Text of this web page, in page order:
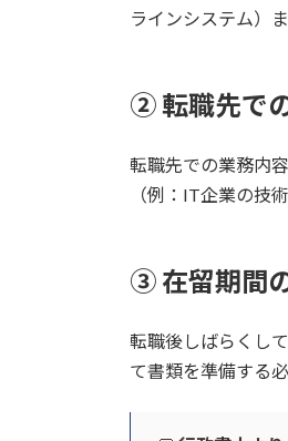
ラインシステム）
② 転職先で
転職先での業務内
（例：IT企業の技
③ 在留期間
転職後しばらくし
て書類を準備する